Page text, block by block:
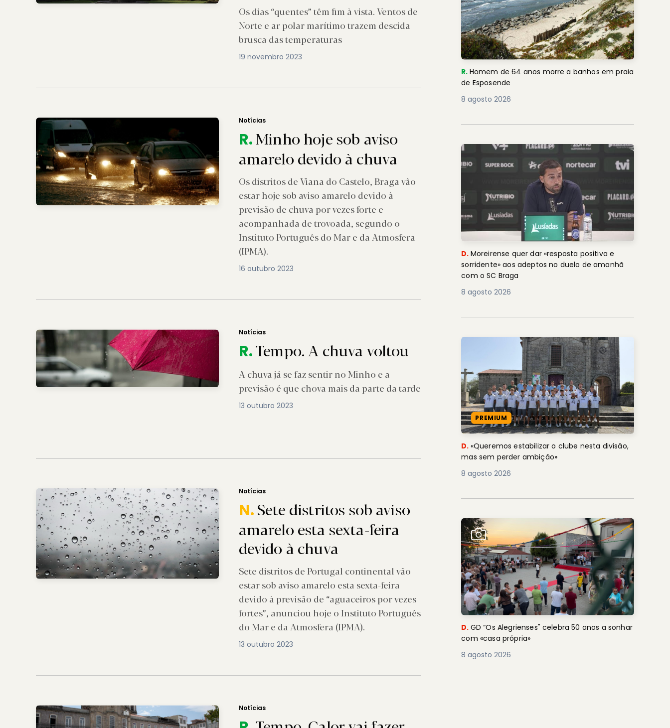
Os dias “quentes” têm fim à vista. Ventos de
Norte e ar polar marítimo trazem descida
brusca das temperaturas
19 novembro 2023
Notícias
R.Minho hoje sob aviso
amarelo devido à chuva
Os distritos de Viana do Castelo, Braga vão
estar hoje sob aviso amarelo devido à
previsão de chuva por vezes forte e
acompanhada de trovoada, segundo o
Instituto Português do Mar e da Atmosfera
(IPMA).
16 outubro 2023
Notícias
R.Tempo. A chuva voltou
A chuva já se faz sentir no Minho e a
previsão é que chova mais da parte da tarde
13 outubro 2023
Notícias
N.Sete distritos sob aviso
amarelo esta sexta-feira
devido à chuva
Sete distritos de Portugal continental vão
estar sob aviso amarelo esta sexta-feira
devido à previsão de “aguaceiros por vezes
fortes”, anunciou hoje o Instituto Português
do Mar e da Atmosfera (IPMA).
13 outubro 2023
Notícias
R. Homem de 64 anos morre a banhos em praia
de Esposende
8 agosto 2026
D. Moreirense quer dar «resposta positiva e
sorridente» aos adeptos no duelo de amanhã
com o SC Braga
8 agosto 2026
PREMIUM
D. «Queremos estabilizar o clube nesta divisão,
mas sem perder ambição»
8 agosto 2026
D. GD “Os Alegrienses" celebra 50 anos a sonhar
com «casa própria»
8 agosto 2026